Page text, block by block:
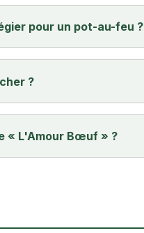
pour un pot-au-feu ?
?
« L'Amour Bœuf » ?